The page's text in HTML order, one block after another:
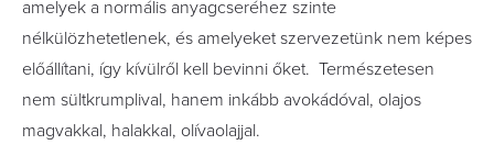
amelyek a normális anyagcseréhez szinte
nélkülözhetetlenek, és amelyeket szervezetünk nem képes
előállítani, így kívülről kell bevinni őket. Természetesen
nem sültkrumplival, hanem inkább avokádóval, olajos
magvakkal, halakkal, olívaolajjal.